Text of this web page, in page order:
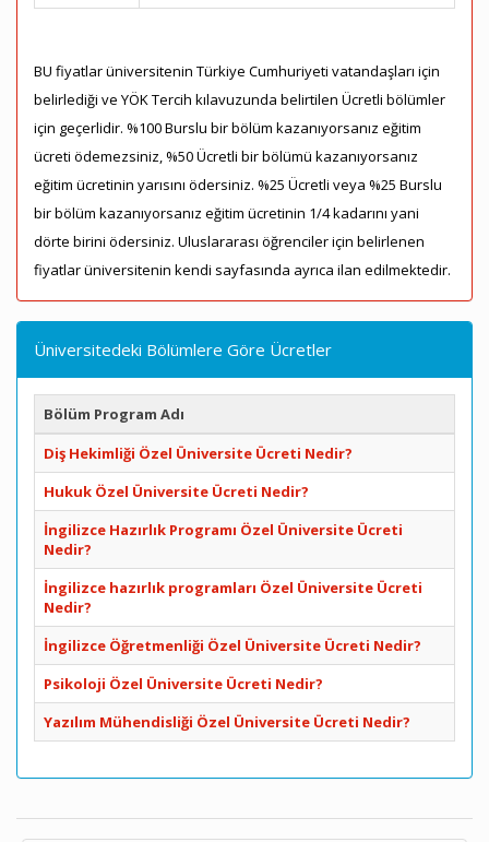
BU fiyatlar üniversitenin Türkiye Cumhuriyeti vatandaşları için
belirlediği ve YÖK Tercih kılavuzunda belirtilen Ücretli bölümler
için geçerlidir. %100 Burslu bir bölüm kazanıyorsanız eğitim
ücreti ödemezsiniz, %50 Ücretli bir bölümü kazanıyorsanız
eğitim ücretinin yarısını ödersiniz. %25 Ücretli veya %25 Burslu
bir bölüm kazanıyorsanız eğitim ücretinin 1/4 kadarını yani
dörte birini ödersiniz. Uluslararası öğrenciler için belirlenen
fiyatlar üniversitenin kendi sayfasında ayrıca ilan edilmektedir.
Üniversitedeki Bölümlere Göre Ücretler
Bölüm Program Adı
Diş Hekimliği Özel Üniversite Ücreti Nedir?
Hukuk Özel Üniversite Ücreti Nedir?
İngilizce Hazırlık Programı Özel Üniversite Ücreti
Nedir?
İngilizce hazırlık programları Özel Üniversite Ücreti
Nedir?
İngilizce Öğretmenliği Özel Üniversite Ücreti Nedir?
Psikoloji Özel Üniversite Ücreti Nedir?
Yazılım Mühendisliği Özel Üniversite Ücreti Nedir?